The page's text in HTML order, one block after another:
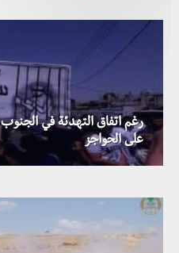
رغم اتفاق التهدئة في الجنوب
على الحواجز
الحكومة الأردنية تعرب عن
سوريا في إعادة فتح المعابر